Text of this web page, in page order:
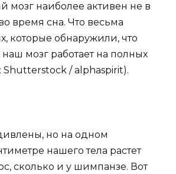
мозг наиболее активен не в
время сна. Что весьма
которые обнаружили, что
мозг работает на полных
Shutterstock / alphaspirit).
но на одном
нашего тела растет
сколько и у шимпанзе. Вот